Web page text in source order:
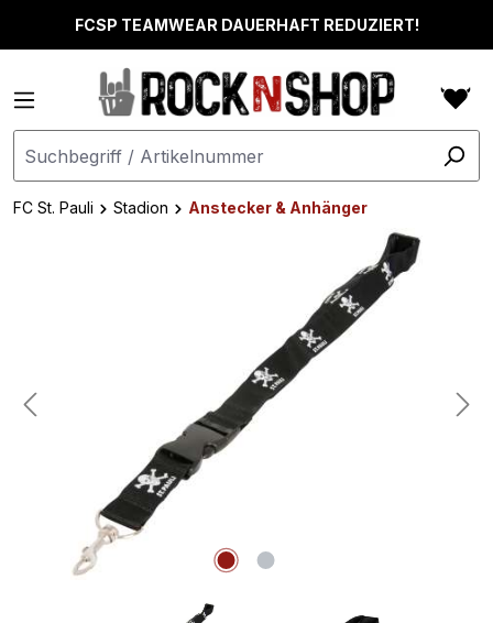
springenFCSP TEAMWEAR DAUERHAFT REDUZIERT!
FC St. Pauli Stadion
Anstecker & Anhänger